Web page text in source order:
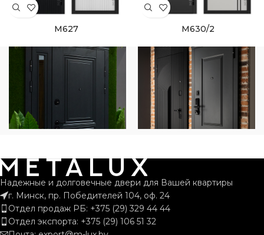
M627 M630/2
Надежные и долговечные двери для Вашей квартиры
г. Минск, пр. Победителей 104, оф. 24
Отдел продаж РБ: +375 (29) 329 44 44
Отдел экспорта: +375 (29) 106 51 32